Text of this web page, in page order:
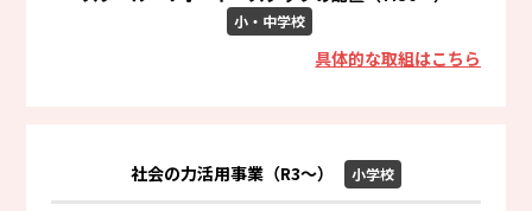
小・中学校
具体的な取組はこちら
社会の力活用事業（R3～） 小学校